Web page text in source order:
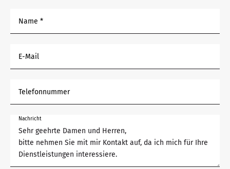
Name *
E-Mail
Telefonnummer
Nachricht